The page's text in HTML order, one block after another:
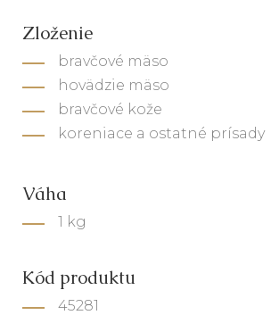
Zloženie
bravčové mäso
hovädzie mäso
bravčové kože
koreniace a ostatné prísady
Váha
1 kg
Kód produktu
45281